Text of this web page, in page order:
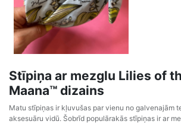
Stīpiņa ar mezglu Lilies of
Maana™ dizains
Matu stīpiņas ir kļuvušas par vienu no galvenajām
aksesuāru vidū. Šobrīd populārakās stīpiņas ir ar